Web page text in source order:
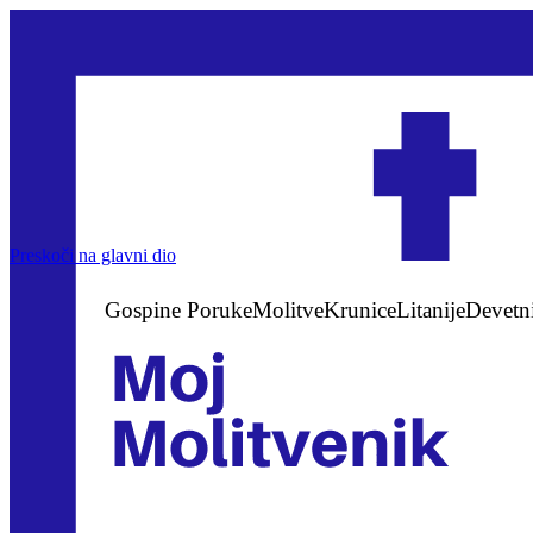
Preskoči na glavni dio
Gospine PorukeMolitveKruniceLitanije